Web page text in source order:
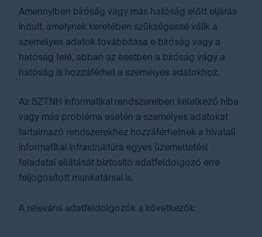
Amennyiben bíróság vagy más hatóság előtt eljárás
indult, amelynek keretében szükségessé válik a
személyes adatok továbbítása e bíróság vagy a
hatóság felé, abban az esetben a bíróság vagy a
hatóság is hozzáférhet a személyes adatokhoz.
Az SZTNH informatikai rendszereiben keletkező hiba
vagy más probléma esetén a személyes adatokat
tartalmazó rendszerekhez hozzáférhetnek a hivatali
informatikai infrastruktúra egyes üzemeltetési
feladatai ellátását biztosító adatfeldolgozó erre
feljogosított munkatársai is.
A releváns adatfeldolgozók a következők: